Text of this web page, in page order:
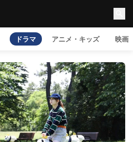
ドラマ アニメ・キッズ 映画